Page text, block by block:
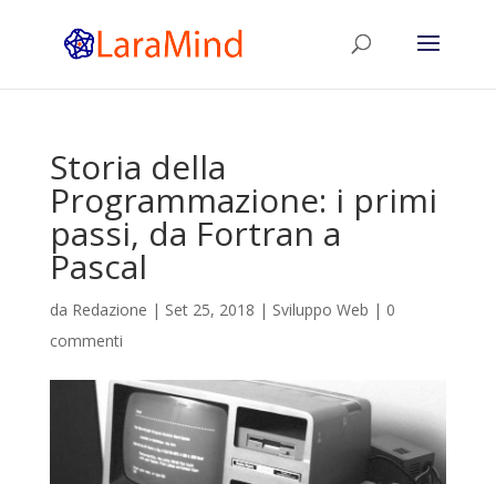
Storia della
Programmazione: i primi
passi, da Fortran a
Pascal
da Redazione | Set 25, 2018 | Sviluppo Web | 0
commenti